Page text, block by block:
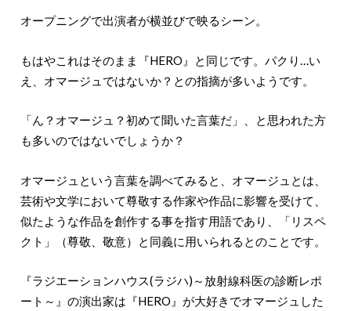
オープニングで出演者が横並びで映るシーン。
もはやこれはそのまま『HERO』と同じです。パクり…い
え、オマージュではないか？との指摘が多いようです。
「ん？オマージュ？初めて聞いた言葉だ」、と思われた方
も多いのではないでしょうか？
オマージュという言葉を調べてみると、オマージュとは、
芸術や文学において尊敬する作家や作品に影響を受けて、
似たような作品を創作する事を指す用語であり、「リスペ
クト」（尊敬、敬意）と同義に用いられるとのことです。
『ラジエーションハウス(ラジハ)～放射線科医の診断レポ
ート～』の演出家は『HERO』が大好きでオマージュした